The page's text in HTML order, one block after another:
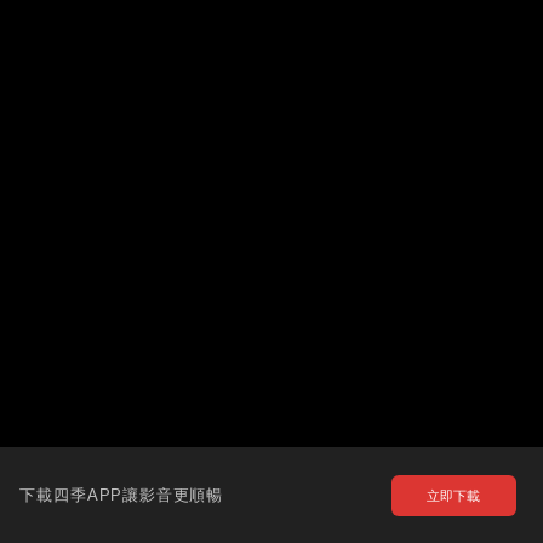
下載四季APP讓影音更順暢 立即下載